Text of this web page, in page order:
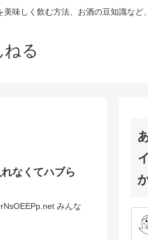
味しく飲む方法、お酒の豆知識など
る
なくてハブら
みんな